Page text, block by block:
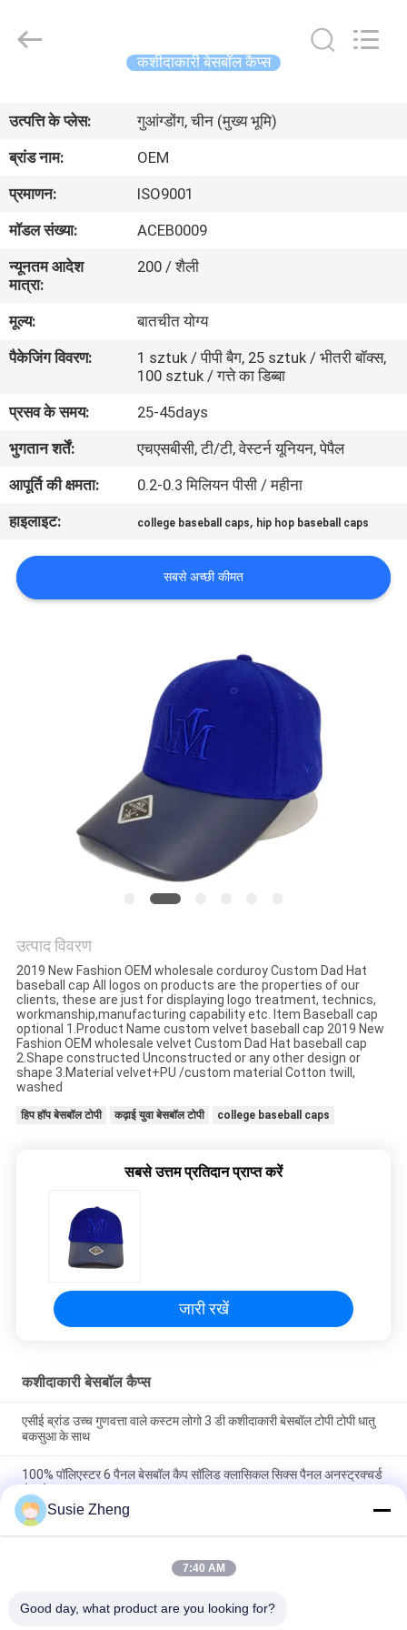
उत्पादों
हमारे
में
कारखाना
भ्रमण
गुणवत्ता
नियंत्रण
संपर्क
करें
समाचार
POLICY
Manufacturing
कशीदाकारी बेसबॉल कैप्स
उत्पत्ति के प्लेस:
गुआंग्डोंग, चीन (मुख्य भूमि)
ब्रांड नाम:
OEM
प्रमाणन:
ISO9001
मॉडल संख्या:
ACEB0009
न्यूनतम आदेश
मात्रा:
200 / शैली
मूल्य:
बातचीत योग्य
पैकेजिंग विवरण:
1 sztuk / पीपी बैग, 25 sztuk / भीतरी बॉक्स,
100 sztuk / गत्ते का डिब्बा
प्रसव के समय:
25-45days
भुगतान शर्तें:
एचएसबीसी, टी/टी, वेस्टर्न यूनियन, पेपैल
आपूर्ति की क्षमता:
0.2-0.3 मिलियन पीसी / महीना
हाइलाइट:
college baseball caps, hip hop baseball caps
सबसे अच्छी कीमत
उत्पाद विवरण
2019 New Fashion OEM wholesale corduroy Custom Dad Hat
baseball cap All logos on products are the properties of our
clients, these are just for displaying logo treatment, technics,
workmanship,manufacturing capability etc. Item Baseball cap
optional 1.Product Name custom velvet baseball cap 2019 New
Fashion OEM wholesale velvet Custom Dad Hat baseball cap
2.Shape constructed Unconstructed or any other design or
shape 3.Material velvet+PU /custom material Cotton twill,
washed
हिप हॉप बेसबॉल टोपी कढ़ाई युवा बेसबॉल टोपी college baseball caps
सबसे उत्तम प्रतिदान प्राप्त करें
जारी रखें
कशीदाकारी बेसबॉल कैप्स
एसीई ब्रांड उच्च गुणवत्ता वाले कस्टम लोगो 3 डी कशीदाकारी बेसबॉल टोपी टोपी धातु
बकसुआ के साथ
100% पॉलिएस्टर 6 पैनल बेसबॉल कैप सॉलिड क्लासिकल सिक्स पैनल अनस्ट्रक्चर्ड
ट्रूकॉलर कर्व्ड ब्रिम सिक्स पैनल डैड कैप एम्ब्रॉएडर्ड यूएसए लोगो
लोकप्रिय श्रेणियां
Susie Zheng
7:40 AM
Good day, what product are you looking for?